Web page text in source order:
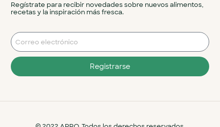
Regístrate para recibir novedades sobre nuevos alimentos,
recetas y la inspiración más fresca.
Registrarse